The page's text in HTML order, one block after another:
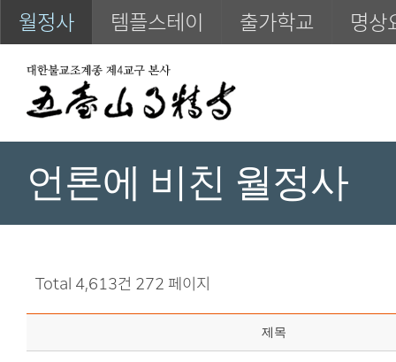
월정사 템플스테이 출가학교 명상
언론에 비친 월정사
Total 4,613건 272 페이지
제목